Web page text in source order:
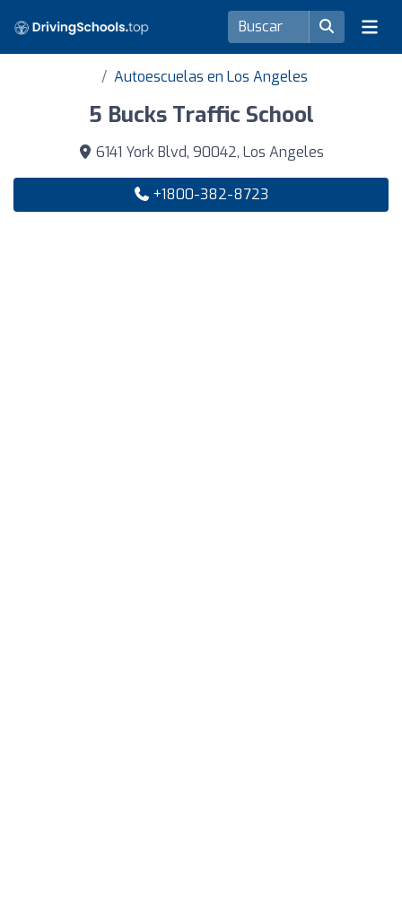
Autoescuelas en Los Angeles
5 Bucks Traffic School
6141 York Blvd, 90042, Los Angeles
+1800-382-8723